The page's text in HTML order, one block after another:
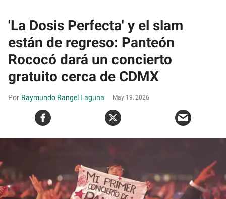
'La Dosis Perfecta' y el slam
están de regreso: Panteón
Rococó dará un concierto
gratuito cerca de CDMX
Raymundo Rangel Laguna May 19, 2026